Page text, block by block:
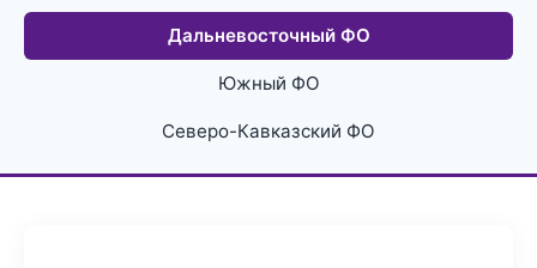
Дальневосточный ФО
Южный ФО
Северо-Кавказский ФО